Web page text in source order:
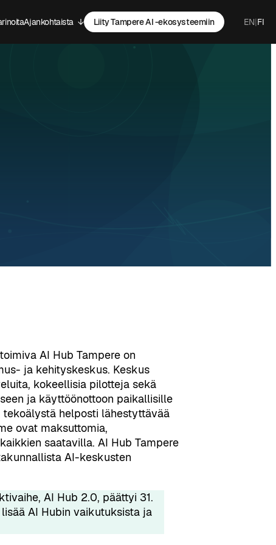
Ajankohtaista ↓
Avaa alavalikko
Liity Tampere AI -ekosysteemiin EN|FI
AI Hub Tampere on
ja kehityskeskus. Keskus
kokeellisia pilotteja sekä
ja käyttöönottoon paikallisille
helposti lähestyttävää
ovat maksuttomia,
saatavilla. AI Hub Tampere
AI-keskusten
AI Hub 2.0, päättyi 31.
AI Hubin vaikutuksista ja